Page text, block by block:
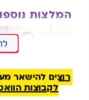
המלצות
דף יומי:הדף היומי
רוצים להישאר
לקבוצות